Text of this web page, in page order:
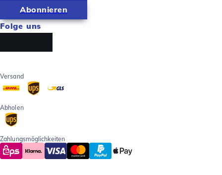
Abonnieren
Folge uns
Versand
Abholen
Zahlungsmöglichkeiten